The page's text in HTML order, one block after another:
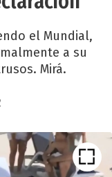
el Mundial,
a su
Mirá.